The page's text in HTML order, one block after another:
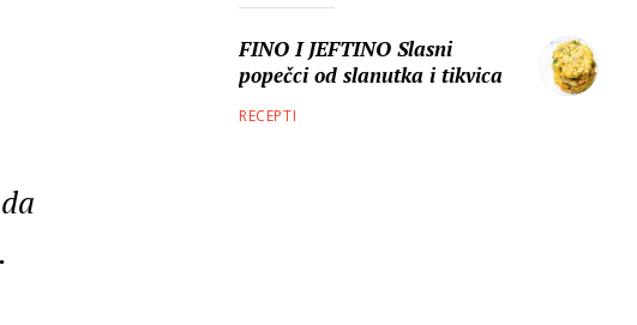
FINO I JEFTINO Slasni
popečci od slanutka i tikvica
RECEPTI